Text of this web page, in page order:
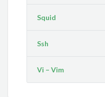
Squid
Ssh
Vi – Vim